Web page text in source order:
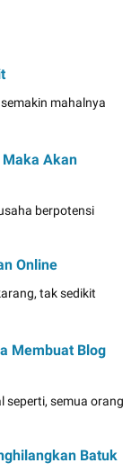
mahalnya
Maka Akan
berpotensi
Online
tak sedikit
Membuat Blog
seperti, semua orang
Batuk